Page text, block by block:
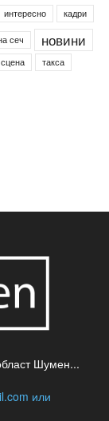
интересно кадри
сеч новини
сцена такса
Шумен...
или